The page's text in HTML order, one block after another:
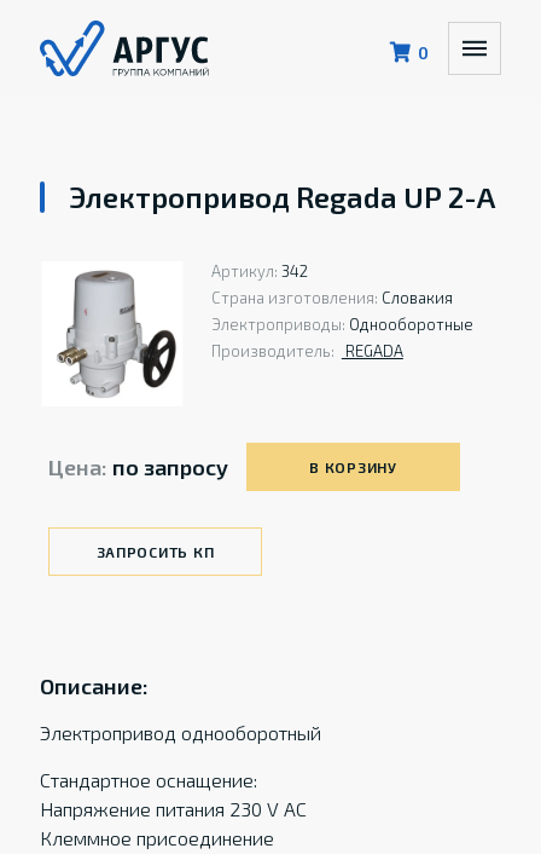
0
Электропривод Regada UP 2-A
Артикул: 342
Страна изготовления: Словакия
Электроприводы: Однооборотные
Производитель:
REGADA
Цена: по запросу В КОРЗИНУ
ЗАПРОСИТЬ КП
Описание:
Электропривод однооборотный
Стандартное оснащение:
Напряжение питания 230 V AC
Клеммное присоединение